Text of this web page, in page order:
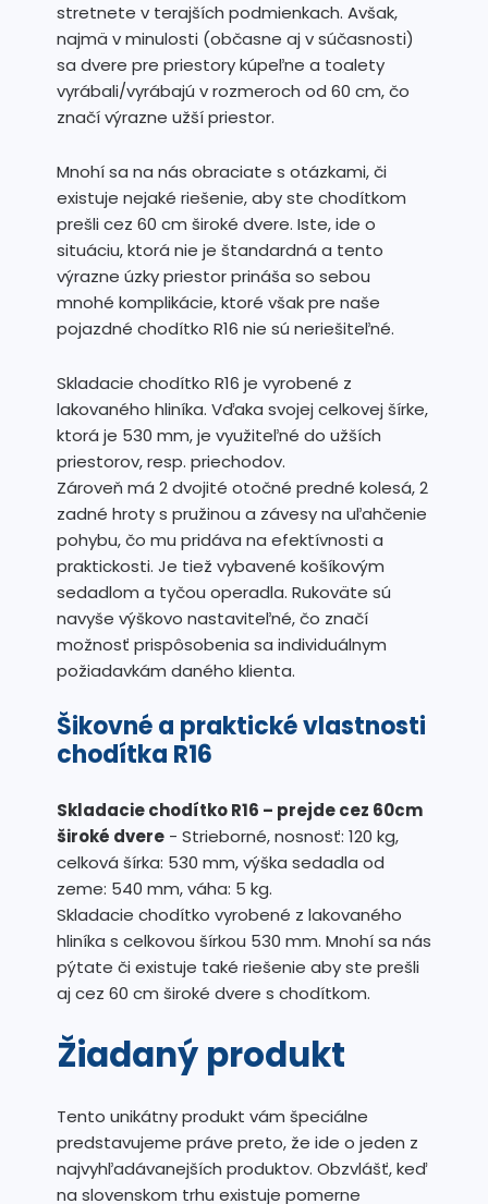
stretnete v terajších podmienkach. Avšak,
najmä v minulosti (občasne aj v súčasnosti)
sa dvere pre priestory kúpeľne a toalety
vyrábali/vyrábajú v rozmeroch od 60 cm, čo
značí výrazne užší priestor.
Mnohí sa na nás obraciate s otázkami, či
existuje nejaké riešenie, aby ste chodítkom
prešli cez 60 cm široké dvere. Iste, ide o
situáciu, ktorá nie je štandardná a tento
výrazne úzky priestor prináša so sebou
mnohé komplikácie, ktoré však pre naše
pojazdné chodítko R16 nie sú neriešiteľné.
Skladacie chodítko R16 je vyrobené z
lakovaného hliníka. Vďaka svojej celkovej šírke,
ktorá je 530 mm, je využiteľné do užších
priestorov, resp. priechodov.
Zároveň má 2 dvojité otočné predné kolesá, 2
zadné hroty s pružinou a závesy na uľahčenie
pohybu, čo mu pridáva na efektívnosti a
praktickosti. Je tiež vybavené košíkovým
sedadlom a tyčou operadla. Rukoväte sú
navyše výškovo nastaviteľné, čo značí
možnosť prispôsobenia sa individuálnym
požiadavkám daného klienta.
Šikovné a praktické vlastnosti
chodítka R16
Skladacie chodítko R16 – prejde cez 60cm
široké dvere - Strieborné, nosnosť: 120 kg,
celková šírka: 530 mm, výška sedadla od
zeme: 540 mm, váha: 5 kg.
Skladacie chodítko vyrobené z lakovaného
hliníka s celkovou šírkou 530 mm. Mnohí sa nás
pýtate či existuje také riešenie aby ste prešli
aj cez 60 cm široké dvere s chodítkom.
Žiadaný produkt
Tento unikátny produkt vám špeciálne
predstavujeme práve preto, že ide o jeden z
najvyhľadávanejších produktov. Obzvlášť, keď
na slovenskom trhu existuje pomerne